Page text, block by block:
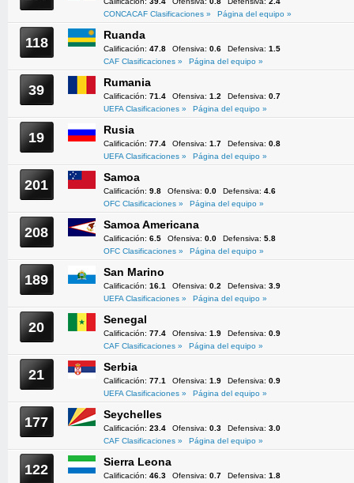
CONCACAF Clasificaciones »
Página del equipo »
118 Ruanda
Calificación: 47.8 Ofensiva: 0.6 Defensiva: 1.5
CAF Clasificaciones »
Página del equipo »
39 Rumania
Calificación: 71.4 Ofensiva: 1.2 Defensiva: 0.7
UEFA Clasificaciones »
Página del equipo »
19 Rusia
Calificación: 77.4 Ofensiva: 1.7 Defensiva: 0.8
UEFA Clasificaciones »
Página del equipo »
201 Samoa
Calificación: 9.8 Ofensiva: 0.0 Defensiva: 4.6
OFC Clasificaciones »
Página del equipo »
208 Samoa Americana
Calificación: 6.5 Ofensiva: 0.0 Defensiva: 5.8
OFC Clasificaciones »
Página del equipo »
189 San Marino
Calificación: 16.1 Ofensiva: 0.2 Defensiva: 3.9
UEFA Clasificaciones »
Página del equipo »
20 Senegal
Calificación: 77.4 Ofensiva: 1.9 Defensiva: 0.9
CAF Clasificaciones »
Página del equipo »
21 Serbia
Calificación: 77.1 Ofensiva: 1.9 Defensiva: 0.9
UEFA Clasificaciones »
Página del equipo »
177 Seychelles
Calificación: 23.4 Ofensiva: 0.3 Defensiva: 3.0
CAF Clasificaciones »
Página del equipo »
122 Sierra Leona
Calificación: 46.3 Ofensiva: 0.7 Defensiva: 1.8